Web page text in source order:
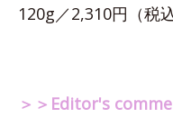
120g／2,310円（税込
＞＞Editor's